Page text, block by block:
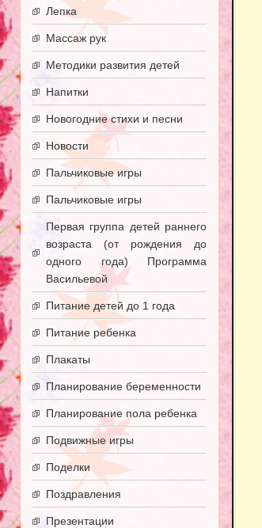
Лепка
Массаж рук
Методики развития детей
Напитки
Новогодние стихи и песни
Новости
Пальчиковые игры
Пальчиковые игры
Первая группа детей раннего
возраста (от рождения до
одного года) Программа
Васильевой
Питание детей до 1 года
Питание ребенка
Плакаты
Планирование беременности
Планирование пола ребенка
Подвижные игры
Поделки
Поздравления
Презентации